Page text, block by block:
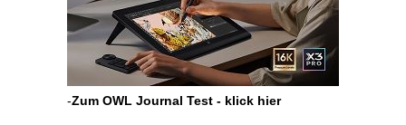
-Zum OWL Journal Test - klick hier